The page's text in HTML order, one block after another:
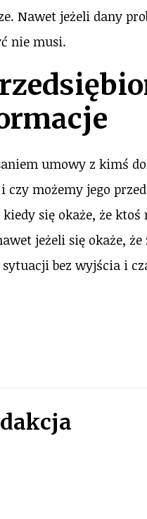
Nawet jeżeli dany
nie musi.
umowy z kimś
możemy jego
się okaże, że ktoś
jeżeli się okaże,
bez wyjścia i